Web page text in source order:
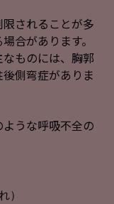
されることが多
合があります。
ものには、胸郭
側弯症がありま
うな呼吸不全の
）